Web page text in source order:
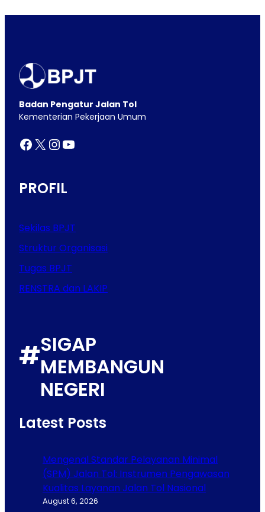
Badan Pengatur Jalan Tol
Kementerian Pekerjaan Umum
Facebook X InstagramYouTube
PROFIL
Sekilas BPJT
Struktur Organisasi
Tugas BPJT
RENSTRA dan LAKIP
#SIGAP
MEMBANGUN
NEGERI
Latest Posts
Mengenal Standar Pelayanan Minimal
(SPM) Jalan Tol: Instrumen Pengawasan
Kualitas Layanan Jalan Tol Nasional
August 6, 2026